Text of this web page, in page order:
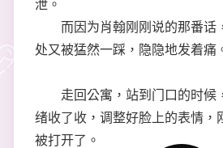
泄。
而因为肖翰刚刚说的那番话
处又被猛然一踩，隐隐地发着痛
走回公寓，站到门口的时候
绪收了收，调整好脸上的表情，
被打开了。